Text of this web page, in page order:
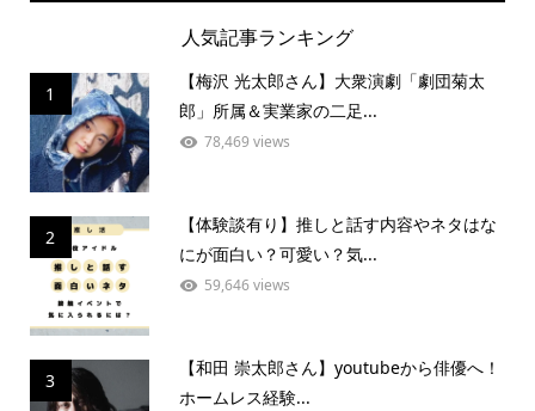
人気記事ランキング
1
【梅沢 光太郎さん】大衆演劇「劇団菊太
郎」所属＆実業家の二足...
78,469 views
2
【体験談有り】推しと話す内容やネタはな
にが面白い？可愛い？気...
59,646 views
3
【和田 崇太郎さん】youtubeから俳優へ！
ホームレス経験...